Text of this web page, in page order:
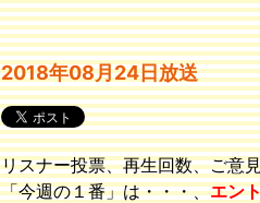
2018年08月24日放送
リスナー投票、再生回数、ご意
「今週の１番」は・・・、エン